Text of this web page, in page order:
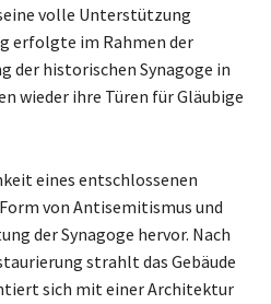
volle Unterstützung
erfolgte im Rahmen der
der historischen Synagoge in
wieder ihre Türen für Gläubige
eines entschlossenen
von Antisemitismus und
der Synagoge hervor. Nach
strahlt das Gebäude
sich mit einer Architektur